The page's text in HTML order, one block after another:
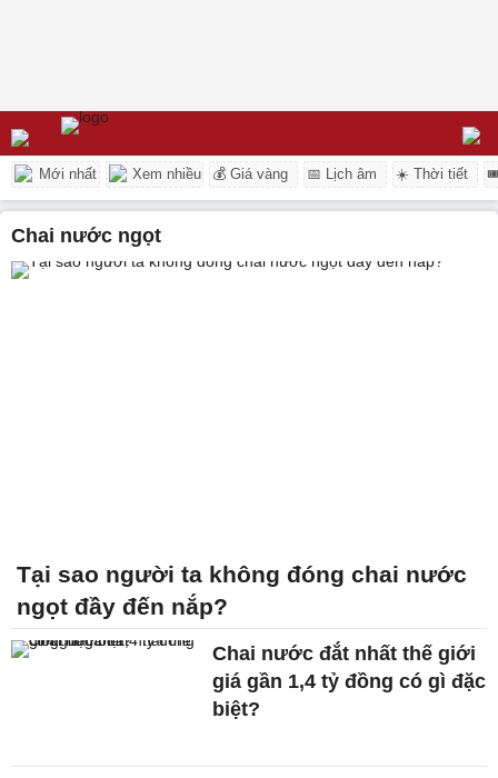
Mới nhất Xem nhiều 💰 Giá vàng 📅 Lịch âm ☀️ Thời tiết
chai nước ngọt
Tại sao người ta không đóng chai nước
ngọt đầy đến nắp?
Chai nước đắt nhất thế giới
giá gần 1,4 tỷ đồng có gì đặc
biệt?